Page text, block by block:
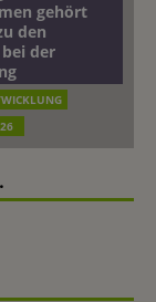
gehört
den
der